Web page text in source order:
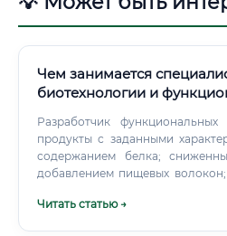
Чем занимается
биотехнологии и
Разработчик
продукты с заданными
содержанием белка; сниженным количеством сахара;
добавлением пищевых волокон; включением витаминов
адаптацией состава под
Читать статью →